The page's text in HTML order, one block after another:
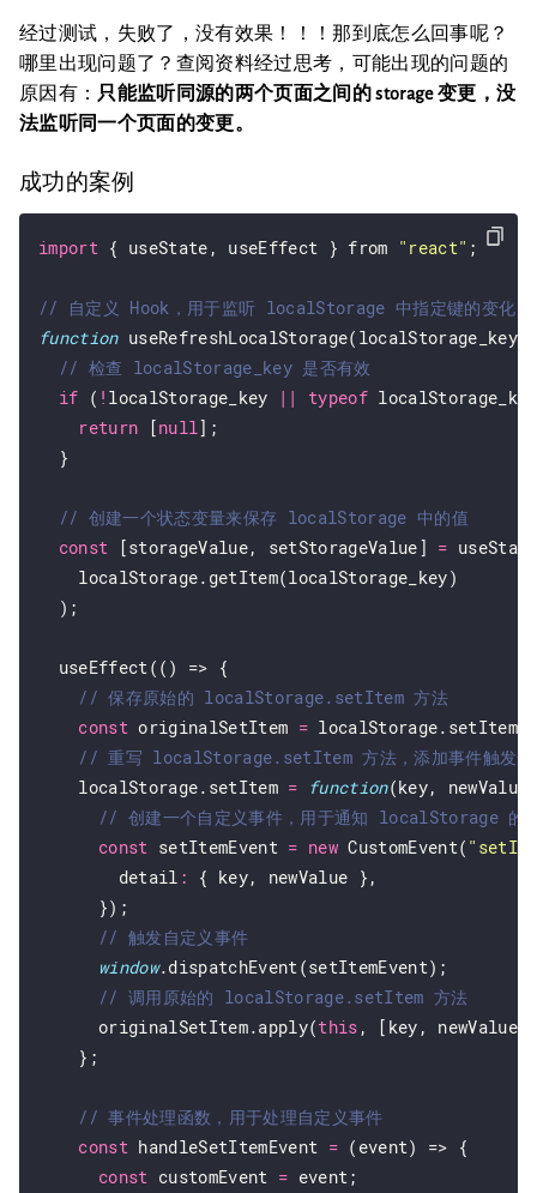
经过测试，失败了，没有效果！！！那到底怎么回事呢？
哪里出现问题了？查阅资料经过思考，可能出现的问题的
原因有： 只能监听同源的两个页面之间的 storage 变更，没
法监听同一个页面的变更。
成功的案例
import { useState, useEffect } from "react" ;
function
if ( ! localStorage_key || typeof
return [null];
  }
const [storageValue, setStorageValue] =
    localStorage.getItem(localStorage_key)
  );
  useEffect(() => {
// 保存原始的 localStorage.setItem 方法
const originalSetItem = localStorage.setItem;
    localStorage.setItem
= function(key,
const setItemEvent = new CustomEvent(
        detail
:
{ key, newValue },
      });
window.dispatchEvent(setItemEvent);
      originalSetItem.apply(
this , [key,
    };
const handleSetItemEvent = (event) => {
const customEvent = event;